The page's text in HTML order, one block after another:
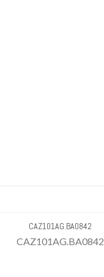
CAZ101AG.BA0842
CAZ101AG.BA0842